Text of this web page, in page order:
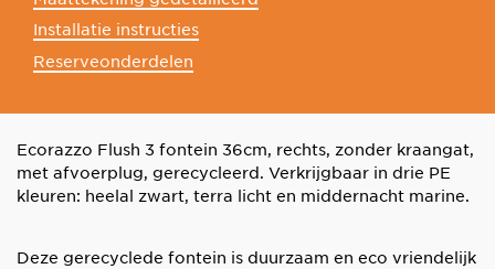
Installatie instructies
Reserveonderdelen
Ecorazzo Flush 3 fontein 36cm, rechts, zonder kraangat,
met afvoerplug, gerecycleerd. Verkrijgbaar in drie PE
kleuren: heelal zwart, terra licht en middernacht marine.
Deze gerecyclede fontein is duurzaam en eco vriendelijk